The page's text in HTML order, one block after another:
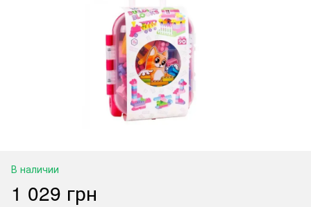
В наличии
1 029 грн